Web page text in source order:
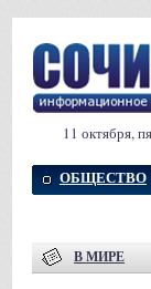
11 октября,
ОБЩЕСТВО
В МИРЕ